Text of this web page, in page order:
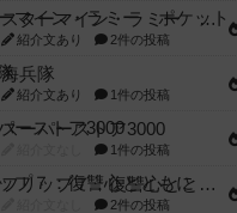
スターマイン・ラミー ポケット
紹介文あり 2件の投稿
海兵隊
紹介文あり 1件の投稿
スーパーストア3000
1件の投稿
フリップ７：復讐心とともに
2件の投稿